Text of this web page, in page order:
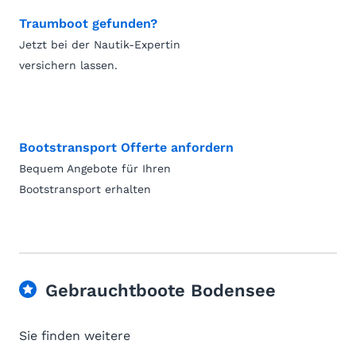
Traumboot gefunden?
Jetzt bei der Nautik-Expertin
versichern lassen.
Bootstransport Offerte anfordern
Bequem Angebote für Ihren
Bootstransport erhalten
Gebrauchtboote Bodensee
Sie finden weitere